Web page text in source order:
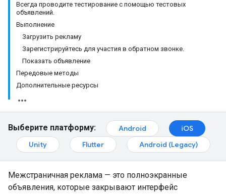
Всегда проводите тестирование с помощью тестовых
объявлений.
Выполнение
Загрузить рекламу
Зарегистрируйтесь для участия в обратном звонке.
Показать объявление
Передовые методы
Дополнительные ресурсы
Выберите платформу: Android
iOS
Unity
Flutter Android (Legacy)
Межстраничная реклама — это полноэкранные
объявления, которые закрывают интерфейс